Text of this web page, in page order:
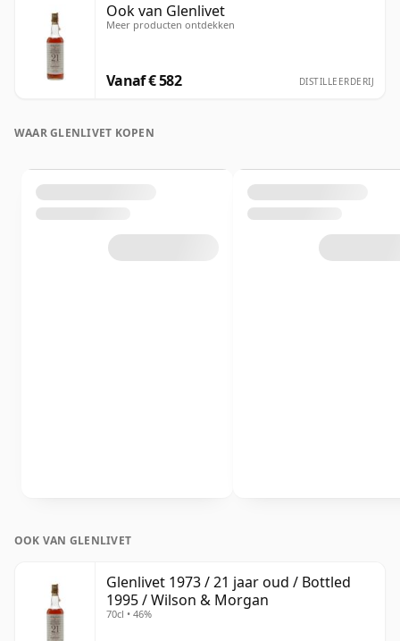
Ook van Glenlivet
Meer producten ontdekken
Vanaf € 582 DISTILLEERDERIJ
WAAR GLENLIVET KOPEN
OOK VAN GLENLIVET
Glenlivet 1973 / 21 jaar oud / Bottled
1995 / Wilson & Morgan
70cl • 46%